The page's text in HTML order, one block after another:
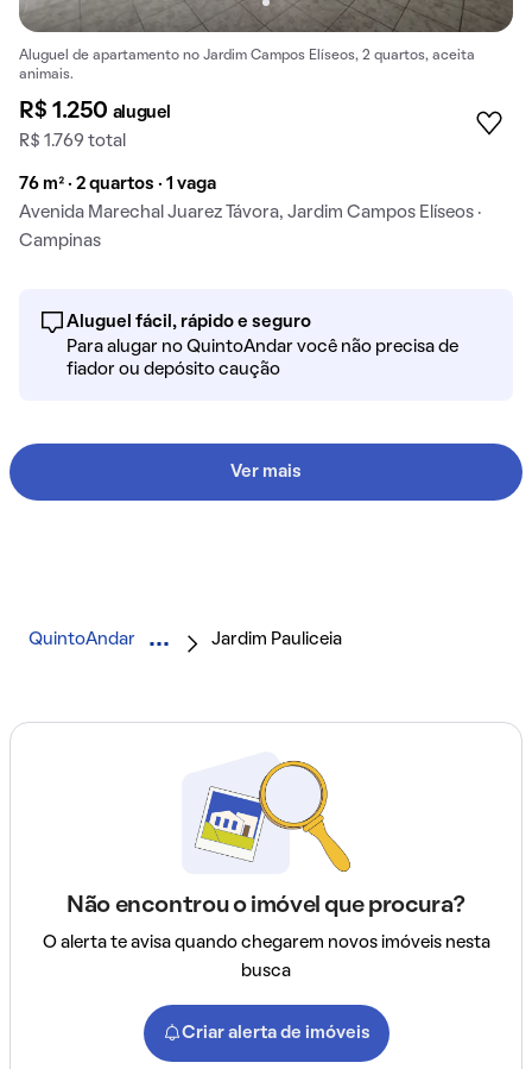
Aluguel de apartamento no Jardim Campos Elíseos, 2 quartos, aceita
animais.
R$ 1.250 aluguel
R$ 1.769 total
76 m² · 2 quartos · 1 vaga
Avenida Marechal Juarez Távora, Jardim Campos Elíseos ·
Campinas
Aluguel fácil, rápido e seguro
Para alugar no QuintoAndar você não precisa de
fiador ou depósito caução
Ver mais
QuintoAndar Jardim Pauliceia
Não encontrou o imóvel que procura?
O alerta te avisa quando chegarem novos imóveis nesta
busca
Criar alerta de imóveis